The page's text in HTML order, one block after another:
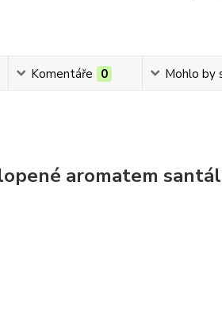
Komentáře 0 Mohlo by
aromatem